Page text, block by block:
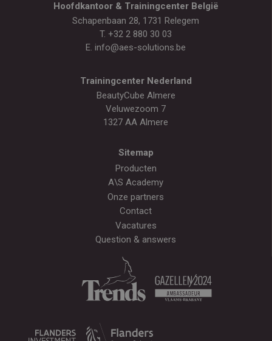
Hoofdkantoor & Trainingcenter België
Schapenbaan 28, 1731 Relegem
T. +32 2 880 30 03
E. info@aes-solutions.be
Trainingcenter Nederland
BeautyCube Almere
Veluwezoom 7
1327 AA Almere
Sitemap
Producten
A\S Academy
Onze partners
Contact
Vacatures
Question & answers